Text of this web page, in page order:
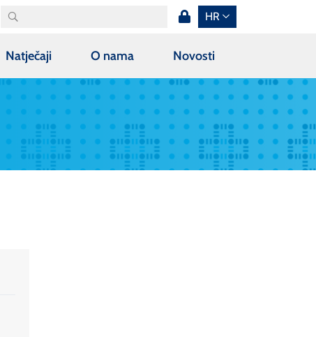
HR
Natječaji O nama Novosti